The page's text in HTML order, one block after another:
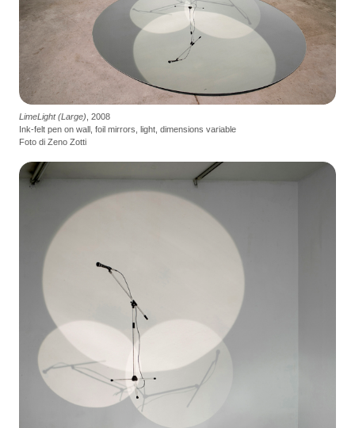
LimeLight (Large) , 2008
Ink-felt pen on wall, foil mirrors, light, dimensions variable
Foto di Zeno Zotti